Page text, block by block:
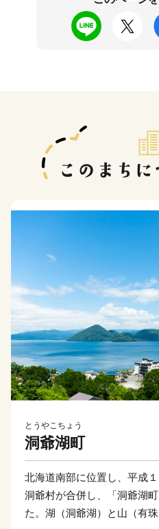
とうやこちょう
洞爺湖町
北海道南部に位置し、平成
洞爺村が合併し、「洞爺湖
た。湖（洞爺湖）と山（有